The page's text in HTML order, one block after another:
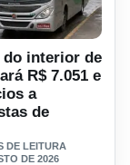
de ônibus caem
Cidade do
do interior de
R$ 7.051 e
a
de
DE LEITURA
DE 2026